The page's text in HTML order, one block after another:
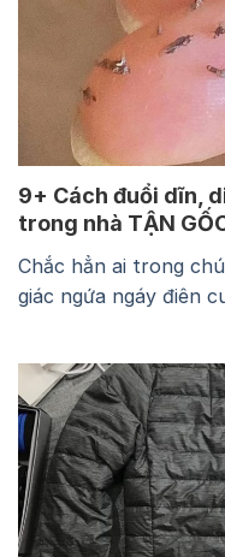
9+ Cách đuổi dĩn,
trong nhà TẬN
Chắc hẳn ai trong
giác ngứa ngáy điên
mắt). Thậm chí, vết